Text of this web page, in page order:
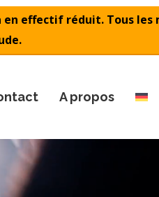
effectif réduit. Tous les
A propos